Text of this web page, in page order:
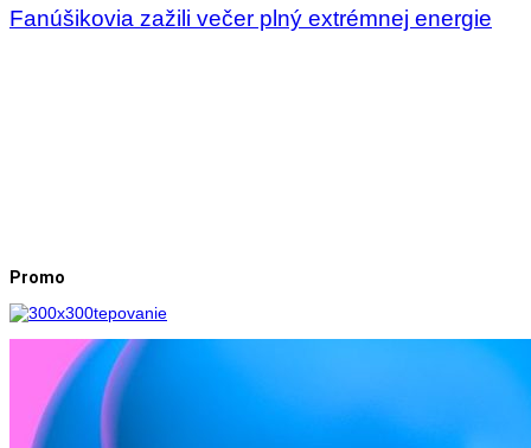
Fanúšikovia zažili večer plný extrémnej energie
Promo